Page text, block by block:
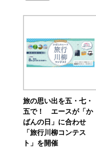
旅の思い出を五・七・
五で！ エースが「か
ばんの日」に合わせ
「旅行川柳コンテス
ト」を開催